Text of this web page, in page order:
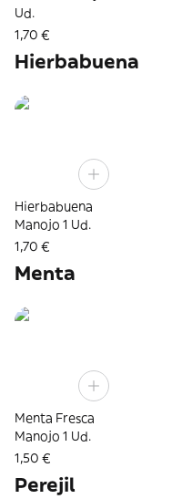
Ud.
1,70 €
Hierbabuena
Hierbabuena
Manojo 1 Ud.
1,70 €
Menta
Menta Fresca
Manojo 1 Ud.
1,50 €
Perejil